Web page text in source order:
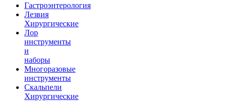
Гастроэнтерология
Лезвия
Хирургические
Лор
инструменты
и
наборы
Многоразовые
инструменты
Скальпели
Хирургические